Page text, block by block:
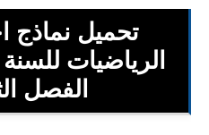
تحميل نماذج
الرياضيات
الفصل